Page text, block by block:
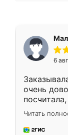
6
очень
Замерщик
делу со
за день,
Читать